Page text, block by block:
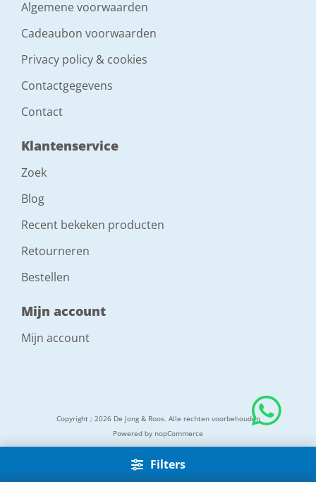
Filters
Algemene voorwaarden
Cadeaubon voorwaarden
Privacy policy & cookies
Contactgegevens
Contact
Klantenservice
Zoek
Blog
Recent bekeken producten
Retourneren
Bestellen
Mijn account
Mijn account
Copyright ; 2026 De Jong & Roos. Alle rechten voorbehouden
Powered by nopCommerce